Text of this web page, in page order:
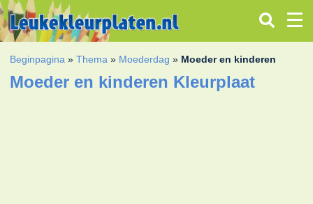
Beginpagina »Thema » Moederdag » Moeder en kinderen
Moeder en kinderen Kleurplaat